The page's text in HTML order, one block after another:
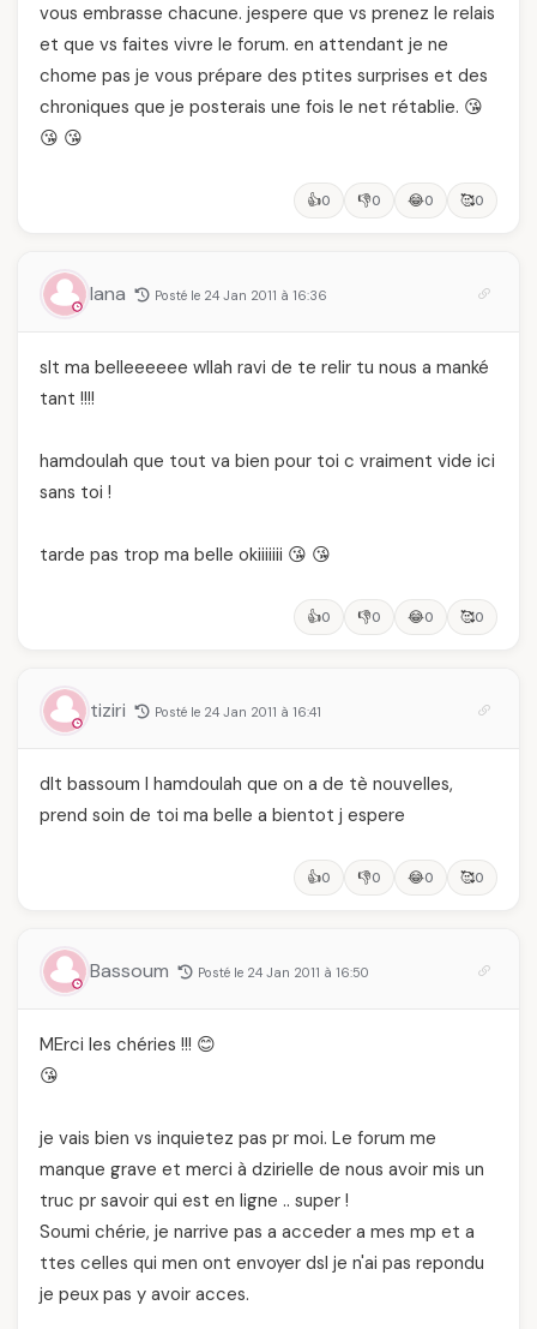
vous embrasse chacune. jespere que vs prenez le relais
et que vs faites vivre le forum. en attendant je ne
chome pas je vous prépare des ptites surprises et des
chroniques que je posterais une fois le net rétablie. 😘
😘 😘
👍0 👎0 😂0 🥰0
lana Posté le 24 Jan 2011 à 16:36
slt ma belleeeeee wllah ravi de te relir tu nous a manké
tant !!!!
hamdoulah que tout va bien pour toi c vraiment vide ici
sans toi !
tarde pas trop ma belle okiiiiiii 😘 😘
👍0 👎0 😂0 🥰0
tiziri Posté le 24 Jan 2011 à 16:41
dlt bassoum l hamdoulah que on a de tè nouvelles,
prend soin de toi ma belle a bientot j espere
👍0 👎0 😂0 🥰0
Bassoum Posté le 24 Jan 2011 à 16:50
MErci les chéries !!! 😊
😘
je vais bien vs inquietez pas pr moi. Le forum me
manque grave et merci à dzirielle de nous avoir mis un
truc pr savoir qui est en ligne .. super !
Soumi chérie, je narrive pas a acceder a mes mp et a
ttes celles qui men ont envoyer dsl je n'ai pas repondu
je peux pas y avoir acces.